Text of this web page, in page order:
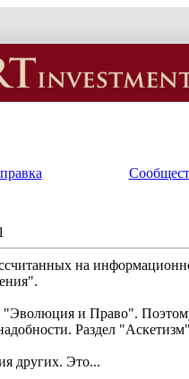
на
"Эволюция и Право".
Раздел
других. Это...